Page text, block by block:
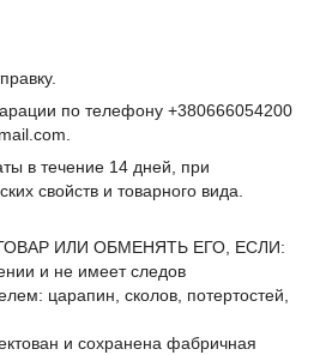
по телефону +380666054200
в течение 14 дней, при
свойств и товарного вида.
ИЛИ ОБМЕНЯТЬ ЕГО, ЕСЛИ:
и не имеет следов
царапин, сколов, потертостей,
и сохранена фабричная